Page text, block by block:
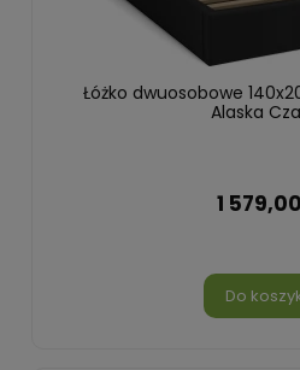
Łóżko dwuosobowe
Alaska
1
Do